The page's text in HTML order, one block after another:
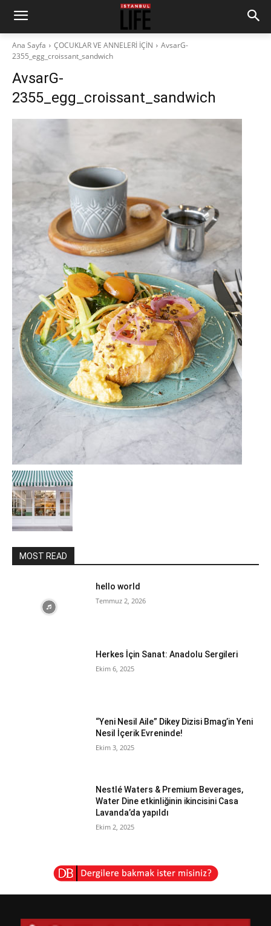
Ana Sayfa ÇOCUKLAR VE ANNELERİ İÇİN
AvsarG-
2355_egg_croissant_sandwich
AvsarG-
2355_egg_croissant_sandwich
MOST READ
hello world
Temmuz 2, 2026
Herkes İçin Sanat: Anadolu Sergileri
Ekim 6, 2025
“Yeni Nesil Aile” Dikey Dizisi Bmag’in Yeni
Nesil İçerik Evreninde!
Ekim 3, 2025
Nestlé Waters & Premium Beverages,
Water Dine etkinliğinin ikincisini Casa
Lavanda’da yapıldı
Ekim 2, 2025